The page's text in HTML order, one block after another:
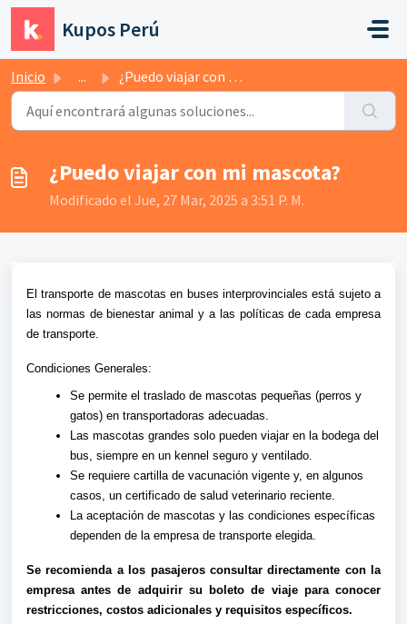
Saltar al contenido principal
Kupos Perú
Inicio ... ¿Puedo viajar con mi mascota?
¿Puedo viajar con mi mascota?
Modificado el Jue, 27 Mar, 2025 a 3:51 P. M.
El transporte de mascotas en buses interprovinciales está sujeto a
las normas de bienestar animal y a las políticas de cada empresa
de transporte.
Condiciones Generales:
Se permite el traslado de mascotas pequeñas (perros y
gatos) en transportadoras adecuadas.
Las mascotas grandes solo pueden viajar en la bodega del
bus, siempre en un kennel seguro y ventilado.
Se requiere cartilla de vacunación vigente y, en algunos
casos, un certificado de salud veterinario reciente.
La aceptación de mascotas y las condiciones específicas
dependen de la empresa de transporte elegida.
Se recomienda a los pasajeros consultar directamente con la
empresa antes de adquirir su boleto de viaje para conocer
restricciones, costos adicionales y requisitos específicos.